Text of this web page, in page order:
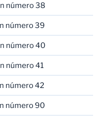
número 38
número 39
número 40
número 41
número 42
número 90